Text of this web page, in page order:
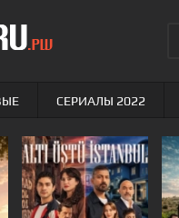
СЕРИАЛЫ 2022